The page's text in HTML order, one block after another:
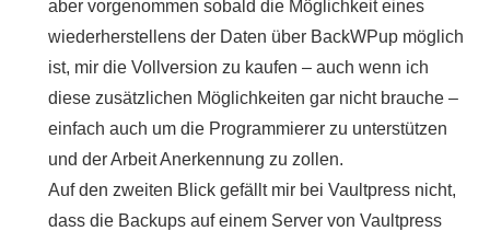
aber vorgenommen sobald die Möglichkeit eines
wiederherstellens der Daten über BackWPup möglich
ist, mir die Vollversion zu kaufen – auch wenn ich
diese zusätzlichen Möglichkeiten gar nicht brauche –
einfach auch um die Programmierer zu unterstützen
und der Arbeit Anerkennung zu zollen.
Auf den zweiten Blick gefällt mir bei Vaultpress nicht,
dass die Backups auf einem Server von Vaultpress